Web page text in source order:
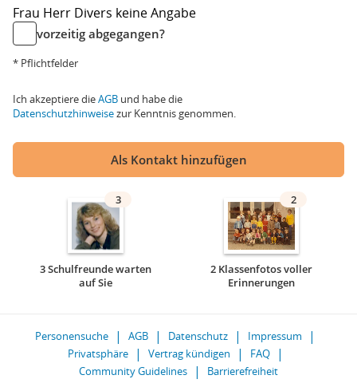
Frau Herr Divers keine Angabe
vorzeitig abgegangen?
* Pflichtfelder
Ich akzeptiere dieAGB und habe die
Datenschutzhinweisezur Kenntnis genommen.
Als Kontakt hinzufügen
3
3 Schulfreunde warten
auf Sie
2
2 Klassenfotos voller
Erinnerungen
Personensuche AGB Datenschutz
Impressum
Privatsphäre
Vertrag kündigen
FAQ
Community Guidelines
Barrierefreiheit